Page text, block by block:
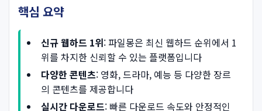
핵심 요약
신규 웹하드 1위: 파일몽은 최신 웹하드 순위에서 1
위를 차지한 신뢰할 수 있는 플랫폼입니다
다양한 콘텐츠: 영화, 드라마, 예능 등 다양한 장르
의 콘텐츠를 제공합니다
실시간 다운로드: 빠른 다운로드 속도와 안정적인